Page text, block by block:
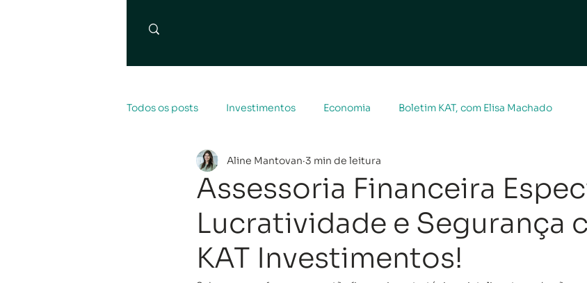
Todos os posts Investimentos Economia Boletim KAT, com Elisa Machado
Assessoria Financeira
Lucratividade e Segurança
KAT Investimentos!
Aline Mantovan 3 min de leitura